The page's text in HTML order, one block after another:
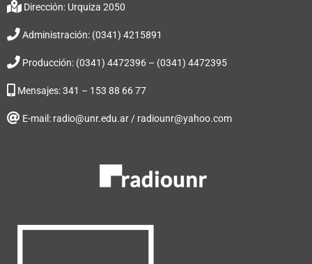
Dirección: Urquiza 2050
Administración: (0341) 4215891
Producción: (0341) 4472396 – (0341) 4472395
Mensajes: 341 – 153 88 66 77
E-mail: radio@unr.edu.ar / radiounr@yahoo.com